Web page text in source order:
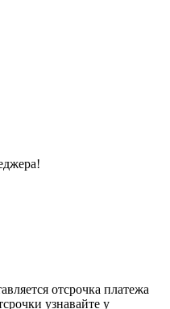
отсрочка платежа
узнавайте у